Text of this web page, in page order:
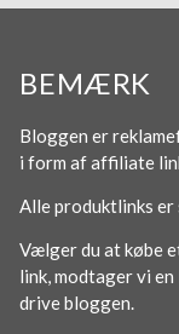
BEMÆRK
Bloggen er
i form af affiliate
Alle produktlinks
Vælger du at købe
link, modtager vi
drive bloggen.